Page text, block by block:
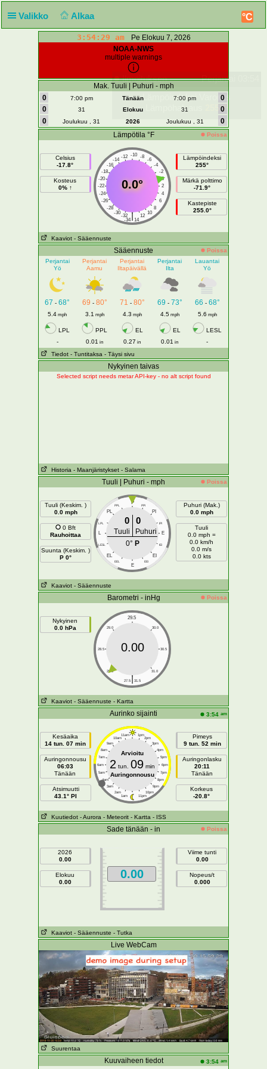
Valikko Alkaa °C
3:54:29 am
Pe Elokuu 7, 2026
NOAA-NWS
multiple warnings
Mak. Tuuli | Puhuri - mph
0
7:00 pm Tänään 7:00 pm
0
0
31 Elokuu 31
0
0
Joulukuu , 31 2026 Joulukuu , 31
0
Lämpötila °F
Poissa
Celsius
-17.8°
Kosteus
0% ↑
-10
-12 -8
-14
-6
-16
-4
-18
-2
-20
0
-22
2
-24
4
-26
6
-28
8
-30
10
-32 12
|
-34 14
0.0°
Lämpöindeksi
255°
Märkä polttimo
-71.9°
Kastepiste
255.0°
Kaaviot - Sääennuste
Sääennuste
Poissa
Perjantai
Yö
Perjantai
Aamu
Perjantai
Iltapäivällä
Perjantai
Ilta
Lauantai
Yö
67 - 68° 69 - 80° 71 - 80° 69 - 73° 66 - 68°
5.4 mph 3.1 mph 4.3 mph 4.5mph 5.6 mph
LPL PPL EL EL
LESL
-
0.01 in 0.27 in 0.01 in
-
Tiedot - Tuntitaksa - Täysi sivu
Nykyinen taivas
Selected script needs metar API-key - no alt script found
Historia - Maanjäristykset - Salama
Tuuli | Puhuri - mph Poissa
Tuuli (Keskim. )
0.0 mph
0 Bft
Rauhoittaa
Suunta (Keskim. )
P 0°
P
PPL PPI
PL PI
LPL IPI
L E
LESL IEI
EL EI
EEL EEI
E
0 0
Tuuli
Puhuri
0° P
Puhuri (Mak.)
0.0 mph
Tuuli
0.0 mph =
0.0 km/h
0.0 m/s
0.0 kts
Kaaviot - Sääennuste
Barometri - inHg Poissa
Nykyinen
0.0 hPa
29.5
29.0 30.0
28.5 30.5
28.0 31.0
|
27.5 31.5
0.00
Kaaviot - Sääennuste - Kartta
Aurinko sijainti 3:54 am
Kesäaika
14 tun. 07 min
Auringonnousu
06:03
Tänään
Atsimuutti
43.1° PI
11am 1pm
10am 2pm
9am 3pm
8am 4pm
7am 5pm
6am 6pm
5am 7pm
4am 8pm
3am 9pm
2am 10pm
1am 11pm
Arvioitu
2 tun. 09 min
Auringonnousu
Pimeys
9 tun. 52 min
Auringonlasku
20:11
Tänään
Korkeus
-20.8°
Kuutiedot - Aurora - Meteorit - Kartta - ISS
Sade tänään - in Poissa
2026
0.00
Elokuu
0.00
0.00
Viime tunti
0.00
Nopeus/t
0.000
Kaaviot - Sääennuste - Tutka
Live WebCam
Suurentaa
Kuuvaiheen tiedot 3:54 am
Ilmoituksen
Perjantai 03:54
Lämpöindeksi Varoitus
Lämpöhalvaus
255°F